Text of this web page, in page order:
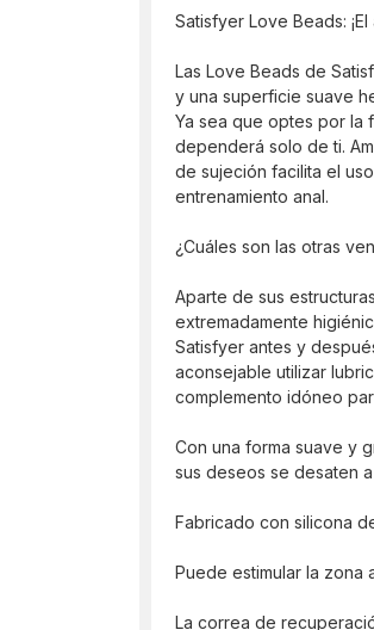
Satisfyer Love Beads:
Las Love Beads de
y una superficie suave
Ya sea que optes por la
dependerá solo de ti.
de sujeción facilita el
entrenamiento anal.
¿Cuáles son las otras
Aparte de sus
extremadamente
Satisfyer antes y
aconsejable utilizar
complemento idóneo
Con una forma suave y
sus deseos se desaten
Fabricado con silicona
Puede estimular la zona
La correa de